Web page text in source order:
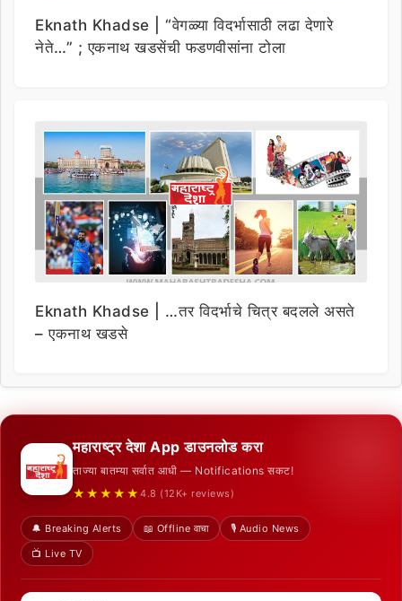
Eknath Khadse | “वेगळ्या विदर्भासाठी लढा देणारे
नेते…” ; एकनाथ खडसेंची फडणवीसांना टोला
Eknath Khadse | …तर विदर्भाचे चित्र बदलले असते
– एकनाथ खडसे
महाराष्ट्र देशा App डाउनलोड करा
ताज्या बातम्या सर्वात आधी — Notifications सकट!
★★★★★ 4.8 (12K+ reviews)
🔔 Breaking Alerts 📖 Offline वाचा
🎙️ Audio News
📺 Live TV